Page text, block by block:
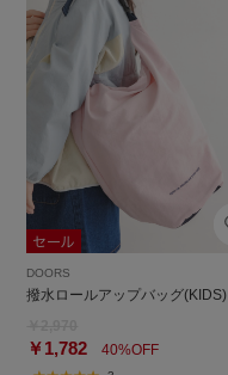
DOORS
撥水ロールアップバッグ(KIDS)
￥1,782 40%OFF